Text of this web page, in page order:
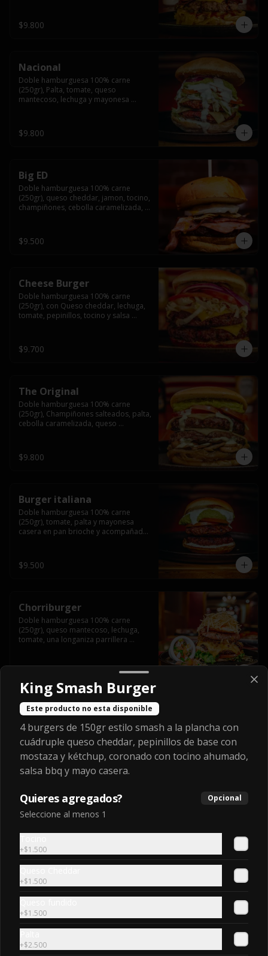
brioche y acompañado de papas
fritas.
$9.800
Nacional
Doble hamburguesa 100% carne
(250gr), Palta, tomate, queso
mantecoso, lechuga y mayonesa
$9.800
Big ED
Doble hamburguesa 100% carne
(250gr), queso cheddar, jamon, tocino,
champiñones, cebolla caramelizada,
$9.500
Cheese Burger
Doble hamburguesa 100% carne
(250gr), con Queso cheddar, lechuga,
tomate, pepinillos, tocino y salsa
$9.700
The Original
Doble hamburguesa 100% carne
(250gr), Champiñones salteados, palta,
cebolla caramelizada, queso
fritas.
$9.800
Burger italiana
Doble hamburguesa 100% carne
(250gr), tomate, palta y mayonesa
casera en pan brioche y acompañado
$9.500
Chorriburger
Doble hamburguesa 100% carne
(250gr), queso mantecoso, lechuga,
tomate, una longaniza parrillera
papas fritas.
Club Burger
Doble hamburguesa 100% carne
(250gr), Queso mantecoso, tocino,
huevo, jamon, lechuga, tomate y
mayonesa, acompañado de papas
fritas.
Hamburguesa vegetariana de
garbanzo apanada y frita, con mix de
hojas verdes, tomate, mayo de
yogurth natural acompañado de
$8.990
Fried Mozzarella
No va con pan, se reemplazan por dos
King Smash Burger
Este producto no esta disponible
4 burgers de 150gr estilo smash a la plancha con
cuádruple queso cheddar, pepinillos de base con
mostaza y kétchup, coronado con tocino ahumado,
salsa bbq y mayo casera.
Quieres agregados? Opcional
Seleccione al menos 1
+$1.500
+$1.500
+$1.500
+$2.500